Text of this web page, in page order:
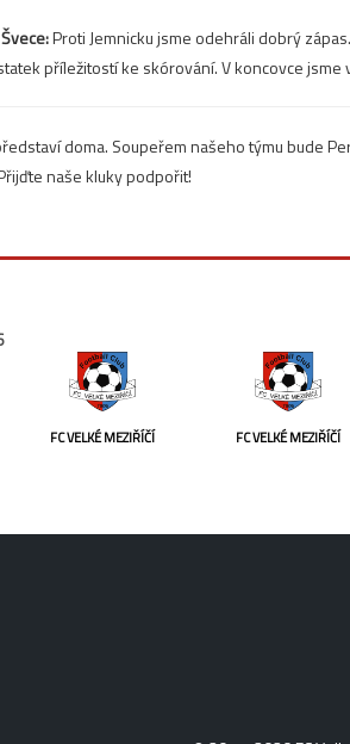
Proti Jemnicku jsme odehráli dobrý
příležitostí ke skórování. V koncovce
doma. Soupeřem našeho týmu bude
naše kluky podpořit!
FC VELKÉ MEZIŘÍČÍ FC VELKÉ MEZIŘÍČÍ